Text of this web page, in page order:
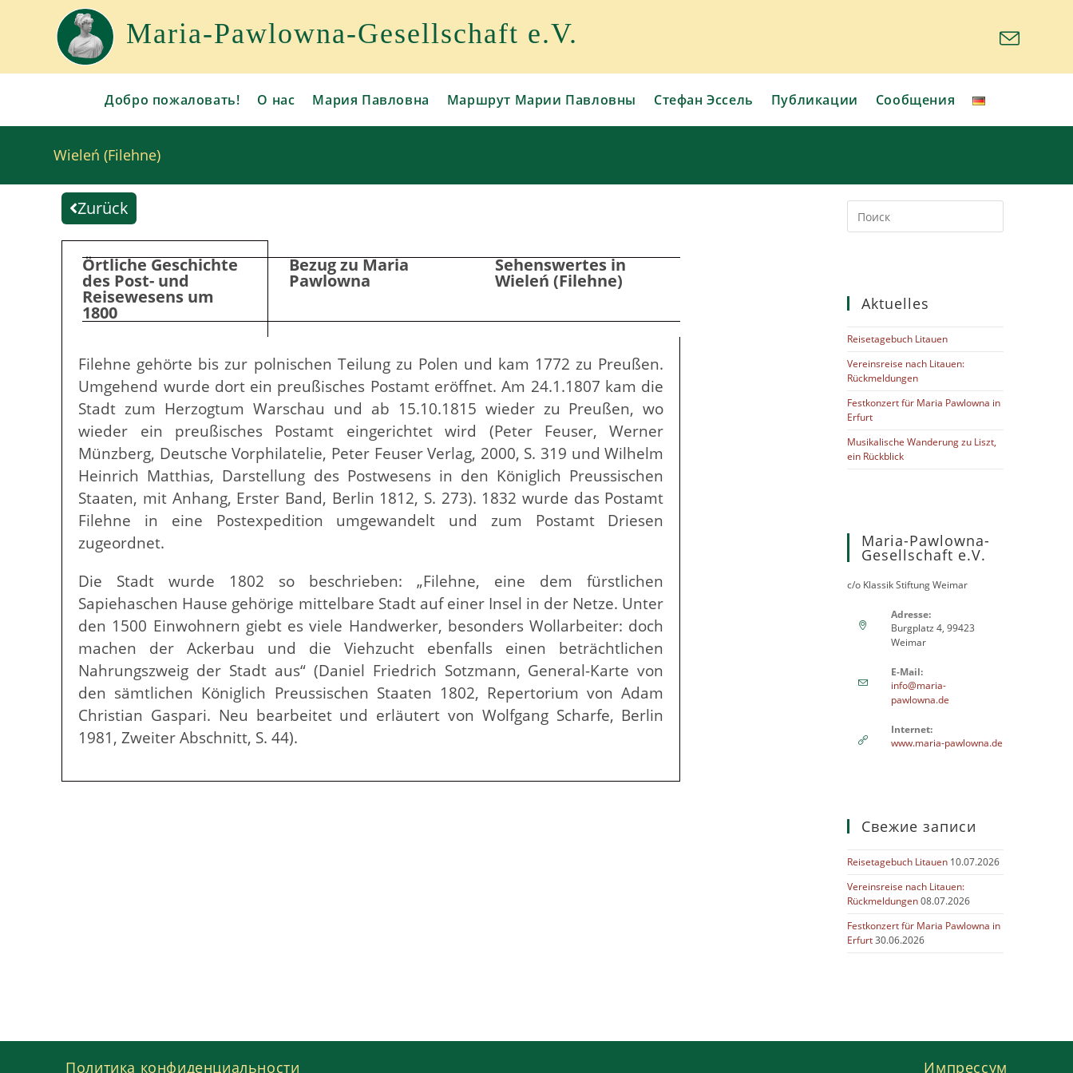
Maria-Pawlowna-Gesellschaft e.V.
Добро пожаловать! О нас Мария Павловна Маршрут Марии Павловны Стефан Эссель Публикации Сообщения
Wieleń (Filehne)
Zurück
Örtliche Geschichte
des Post- und
Reisewesens um
1800
Bezug zu Maria
Pawlowna
Sehenswertes in
Wieleń (Filehne)
Filehne gehörte bis zur polnischen Teilung zu Polen und kam 1772 zu Preußen.
Umgehend wurde dort ein preußisches Postamt eröffnet. Am 24.1.1807 kam die
Stadt zum Herzogtum Warschau und ab 15.10.1815 wieder zu Preußen, wo
wieder ein preußisches Postamt eingerichtet wird (Peter Feuser, Werner
Münzberg, Deutsche Vorphilatelie, Peter Feuser Verlag, 2000, S. 319 und Wilhelm
Heinrich Matthias, Darstellung des Postwesens in den Königlich Preussischen
Staaten, mit Anhang, Erster Band, Berlin 1812, S. 273). 1832 wurde das Postamt
Filehne in eine Postexpedition umgewandelt und zum Postamt Driesen
zugeordnet.
Die Stadt wurde 1802 so beschrieben: „Filehne, eine dem fürstlichen
Sapiehaschen Hause gehörige mittelbare Stadt auf einer Insel in der Netze. Unter
den 1500 Einwohnern giebt es viele Handwerker, besonders Wollarbeiter: doch
machen der Ackerbau und die Viehzucht ebenfalls einen beträchtlichen
Nahrungszweig der Stadt aus“ (Daniel Friedrich Sotzmann, General-Karte von
den sämtlichen Königlich Preussischen Staaten 1802, Repertorium von Adam
Christian Gaspari. Neu bearbeitet und erläutert von Wolfgang Scharfe, Berlin
1981, Zweiter Abschnitt, S. 44).
Aktuelles
Reisetagebuch Litauen
Vereinsreise nach Litauen:
Rückmeldungen
Festkonzert für Maria Pawlowna in
Erfurt
Musikalische Wanderung zu Liszt,
ein Rückblick
Maria-Pawlowna-
Gesellschaft e.V.
c/o Klassik Stiftung Weimar
Adresse:
Burgplatz 4, 99423
Weimar
E-Mail:
info@maria-
pawlowna.de
Internet:
www.maria-pawlowna.de
Свежие записи
Reisetagebuch Litauen 10.07.2026
Vereinsreise nach Litauen:
Rückmeldungen08.07.2026
Festkonzert für Maria Pawlowna in
Erfurt30.06.2026
Политика конфиденциальности Импрессум